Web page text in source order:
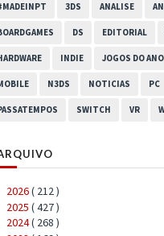
3DS ANALISE
DS EDITORIAL
INDIE JOGOS DO ANO
N3DS NOTICIAS PC
SWITCH VR
2026( 212 )
2025 ( 427 )
2024( 268 )